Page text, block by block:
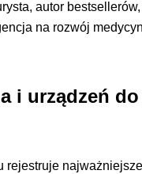
autor
na rozwój
i urządzeń